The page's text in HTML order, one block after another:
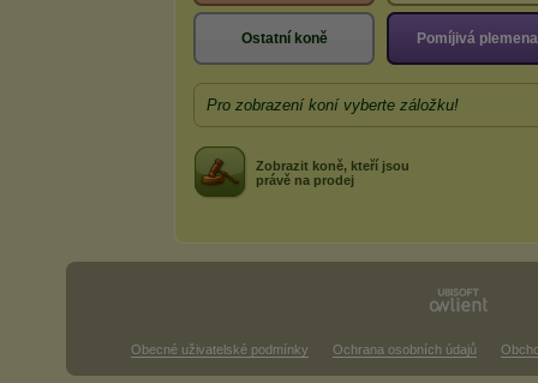
Ostatní koně Pomíjivá plemena
Pro zobrazení koní vyberte záložku!
Zobrazit koně, kteří jsou
právě na prodej
Obecné uživatelské podmínky Ochrana osobních údajů